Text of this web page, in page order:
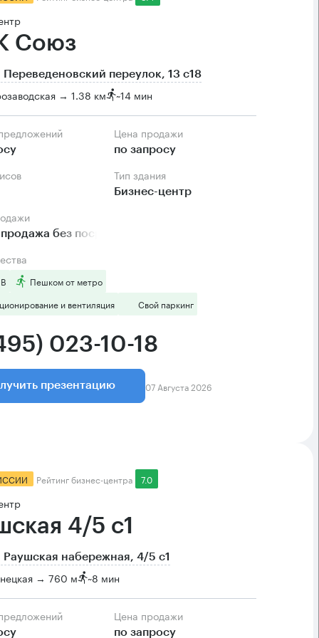
Союз
Переведеновский переулок, 13 с18
→ 1.38 км ~14 мин
Цена продажи
по запросу
Тип здания
Бизнес-центр
без посредников
Пешком от метро
и вентиляция
Свой паркинг
023-10-18
презентацию 07 Августа 2026
Рейтинг бизнес-центра 7.0
4/5 с1
Раушская набережная, 4/5 с1
→ 760 м ~8 мин
Цена продажи
по запросу